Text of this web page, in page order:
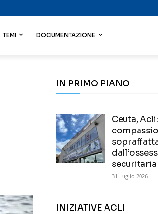
TEMI DOCUMENTAZIONE
IN PRIMO PIANO
Ceuta,
securitaria
31 Luglio 2026
INIZIATIVE ACLI